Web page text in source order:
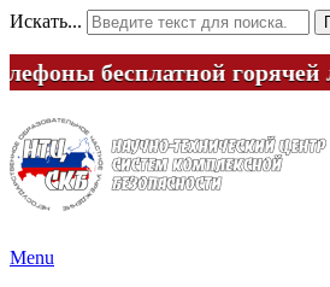
Искать...
Телефоны бесплатной
Menu